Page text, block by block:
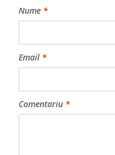
Nume *
Email *
Comentariu *